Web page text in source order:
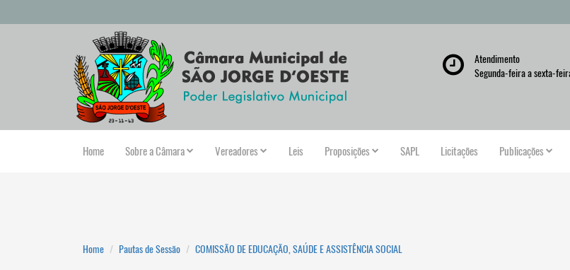
Atendimento
Segunda-feira a sexta-
Home Sobre a Câmara Vereadores Leis Proposições SAPL Licitações Publicações
Home Pautas de Sessão COMISSÃO DE EDUCAÇÃO, SAÚDE E ASSISTÊNCIA SOCIAL